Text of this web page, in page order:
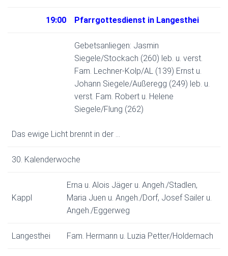
19:00 Pfarrgottesdienst in Langesthei
Gebetsanliegen: Jasmin
Siegele/Stockach (260) leb. u. verst.
Fam. Lechner-Kolp/AL (139) Ernst u.
Johann Siegele/Außeregg (249) leb. u.
verst. Fam. Robert u. Helene
Siegele/Flung (262)
Das ewige Licht brennt in der …
30. Kalenderwoche
Kappl
Erna u. Alois Jäger u. Angeh./Stadlen,
Maria Juen u. Angeh./Dorf, Josef Sailer u.
Angeh./Eggerweg
Langesthei Fam. Hermann u. Luzia Petter/Holdernach